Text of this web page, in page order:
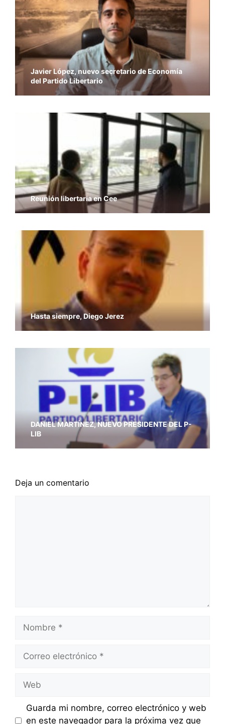
Javier López, nuevo secretario de Economía
del Partido Libertario
Reunión libertaria en Cee
Hasta siempre, Diego Jerez
DANIEL MARTÍNEZ, NUEVO PRESIDENTE DEL P-
LIB
Deja un comentario
Nombre
Correo
Web
Guarda mi nombre, correo electrónico y web
en este navegador para la próxima vez que